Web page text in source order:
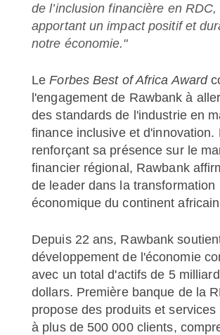
de l’inclusion financière en
apportant un impact positif et
notre économie."
Le Forbes Best of Africa Award
l'engagement de Rawbank à
des standards de l'industrie en
finance inclusive et d'innovation.
renforçant sa présence sur le
financier régional, Rawbank
de leader dans la transformation
économique du continent
Depuis 22 ans, Rawbank
développement de l'économie
avec un total d'actifs de 5
dollars. Première banque de la
propose des produits et services
à plus de 500 000 clients,